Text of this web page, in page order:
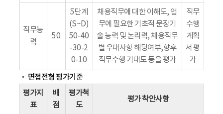
직무능
력
50
5단계
(S~D)
50-40
-30-2
0-10
채용직무에 대한 이해도, 업
무에 필요한 기초적 문장기
술 능력 및 논리력, 채용직무
별 우대사항 해당여부,향후
직무수행 기대도 등을 평가
직무
수행
계획
서 평
가
면접전형 평가기준
평가지
표
배
점
평가척
도
평가 착안사항